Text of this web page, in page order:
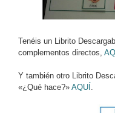
Tenéis un Librito
complementos directos,
Y también otro Librito
«¿Qué hace?» AQUÍ